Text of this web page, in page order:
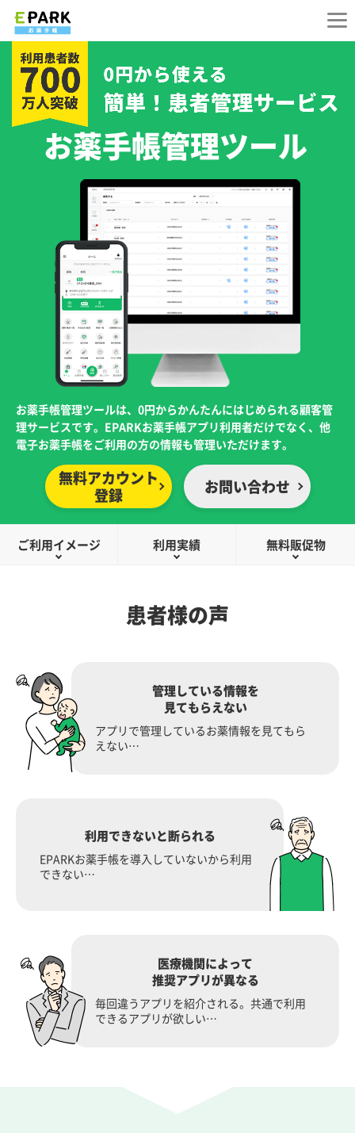
お薬手帳管理ツール
お薬手帳管理ツールは、0円からかんたんにはじめられる顧客管
理サービスです。EPARKお薬手帳アプリ利用者だけでなく、他
電子お薬手帳をご利用の方の情報も管理いただけます。
無料アカウント
登録
お問い合わせ
ご利用イメージ 利用実績 無料販促物
患者様の声
管理している情報を
見てもらえない
アプリで管理しているお薬情報を見てもら
えない…
利用できないと断られる
EPARKお薬手帳を導入していないから利用
できない…
医療機関によって
推奨アプリが異なる
毎回違うアプリを紹介される。共通で利用
できるアプリが欲しい…